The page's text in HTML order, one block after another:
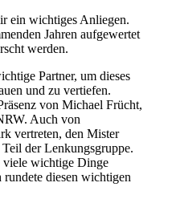
ein wichtiges Anliegen.
Jahren aufgewertet
werden.
Partner, um dieses
und zu vertiefen.
von Michael Frücht,
Auch von
vertreten, den Mister
der Lenkungsgruppe.
viele wichtige Dinge
rundete diesen wichtigen